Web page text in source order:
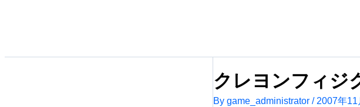
クレヨンフィジ
By game_administrator / 2007年11